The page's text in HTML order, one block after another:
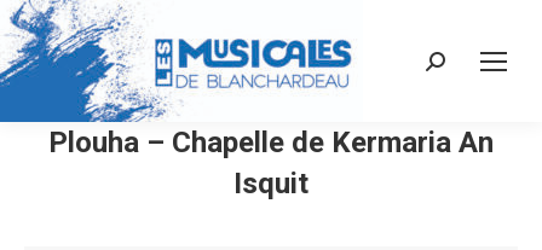
Recherche
Plouha – Chapelle de Kermaria An
Isquit